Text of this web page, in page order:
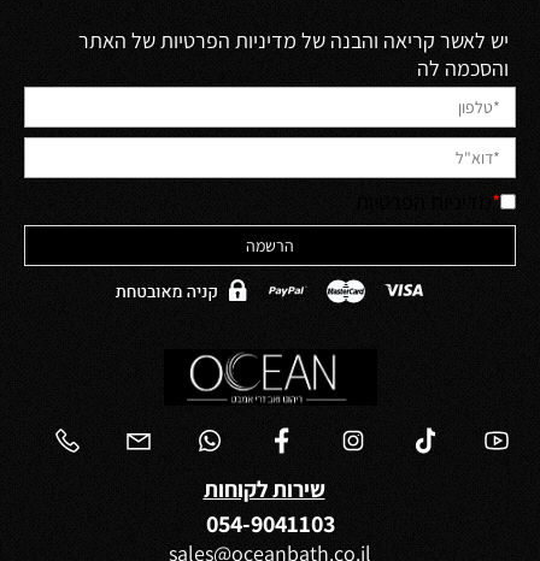
יש לאשר קריאה והבנה של מדיניות הפרטיות של האתר
והסכמה לה
*
שירות לקוחות
054-9041103
sales@oceanbath.co.il